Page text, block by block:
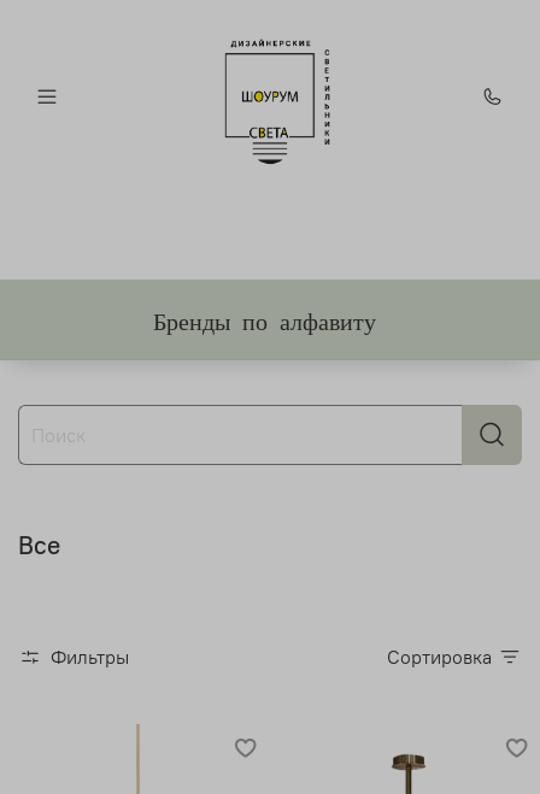
Бренды по алфавиту
Все
Фильтры Сортировка